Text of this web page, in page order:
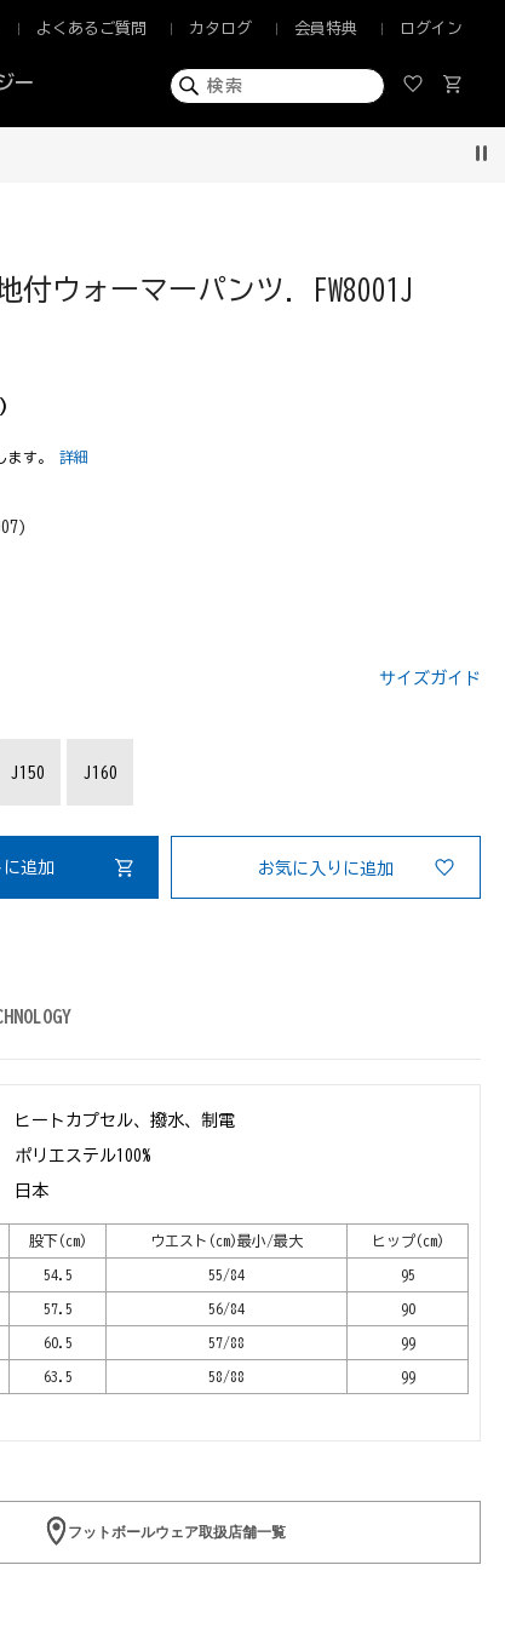
ー
よくあるご質問 カタログ 会員特典 ログイン
付ウォーマーパンツ. FW8001J
ます。詳細
サイズガイド
J150 J160
に追加 お気に入りに追加
ヒートカプセル、撥水、制電
ポリエステル100%
日本
股下(cm) ウエスト(cm)最小/最大 ヒップ(cm)
54.5 55/84 95
57.5 56/84 90
60.5 57/88 99
63.5 58/88 99
フットボールウェア取扱店舗一覧